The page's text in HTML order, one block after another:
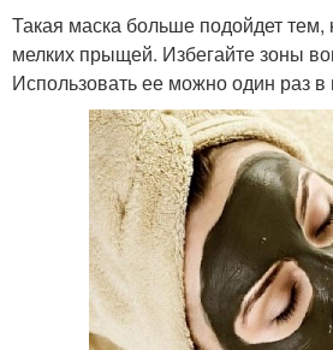
Такая маска больше подойдет тем,
мелких прыщей. Избегайте зоны
Использовать ее можно один раз